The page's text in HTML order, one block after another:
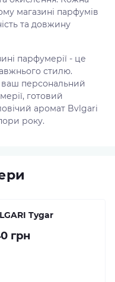
магазині парфумів
та довжину
парфумерії - це
стилю.
персональний
готовий
аромат Bvlgari
року.
Tygar
грн